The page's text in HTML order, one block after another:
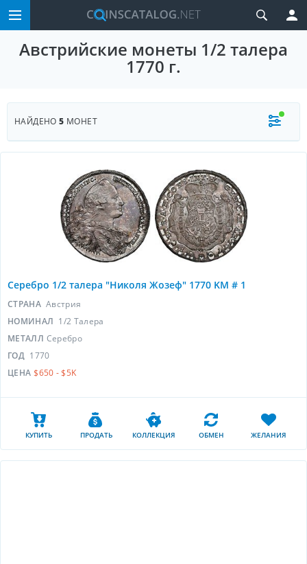
Австрийские монеты 1/2 талера
1770 г.
НАЙДЕНО5 МОНЕТ
Серебро 1/2 талера "Николя Жозеф" 1770 KM # 1
СТРАНА Австрия
НОМИНАЛ 1/2 Талера
МЕТАЛЛ Серебро
ГОД 1770
ЦЕНА $650 - $5K
КУПИТЬ ПРОДАТЬ КОЛЛЕКЦИЯ ОБМЕН ЖЕЛАНИЯ